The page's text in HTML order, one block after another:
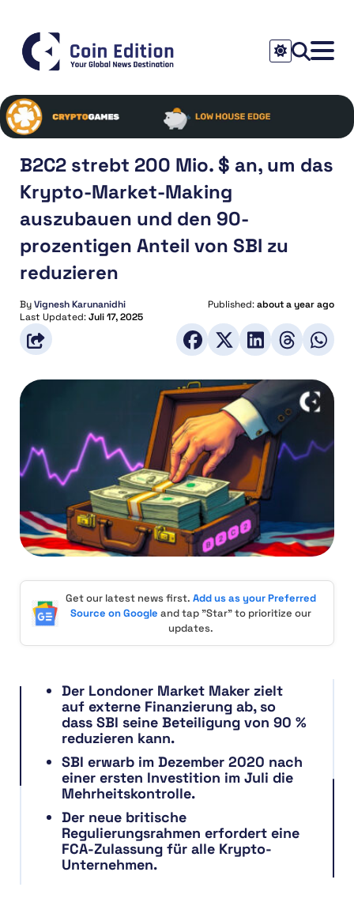
B2C2 strebt 200 Mio. $ an, um das
Krypto-Market-Making
auszubauen und den 90-
prozentigen Anteil von SBI zu
reduzieren
ByVignesh Karunanidhi Published:about a year ago
Last Updated:Juli 17, 2025
Get our latest news first. Add us as your Preferred
Source on Google and tap "Star" to prioritize our
updates.
Der Londoner Market Maker zielt
auf externe Finanzierung ab, so
dass SBI seine Beteiligung von 90 %
reduzieren kann.
SBI erwarb im Dezember 2020 nach
einer ersten Investition im Juli die
Mehrheitskontrolle.
Der neue britische
Regulierungsrahmen erfordert eine
FCA-Zulassung für alle Krypto-
Unternehmen.